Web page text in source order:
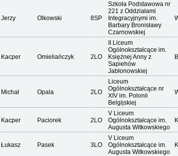
Jerzy Olkowski 8SP
Szkoła Podstawowa nr
221 z Oddziałami
Integracyjnymi im.
Barbary Bronisławy
Czarnowskiej
Kacper Omieliańczyk 2LO
II Liceum
Ogólnokształcące im.
Księżnej Anny z
Sapiehów
Jabłonowskiej
Michał Opala 2LO
Liceum
Ogólnokształcące nr
XIV im. Polonii
Belgijskiej
Kacper Paciorek 2LO
V Liceum
Ogólnokształcące im.
Augusta Witkowskiego
Łukasz Pasek 3LO
V Liceum
Ogólnokształcące im.
Augusta Witkowskiego